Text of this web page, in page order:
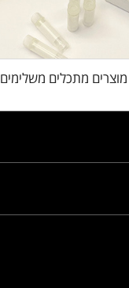
מוצרים מתכלים משלימים